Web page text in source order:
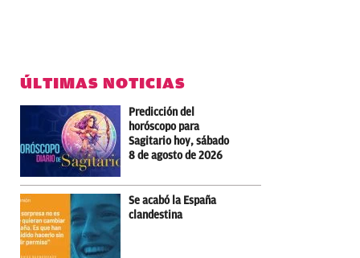
ÚLTIMAS NOTICIAS
Predicción del
horóscopo para
Sagitario hoy, sábado
8 de agosto de 2026
Se acabó la España
clandestina